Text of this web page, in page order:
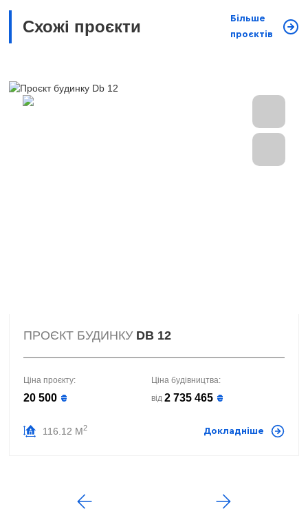
Схожі проєкти
Більше
проєктів
ПРОЄКТ БУДИНКУ DB 12
Ціна проєкту:
20 500 ₴
Ціна будівництва:
від 2 735 465 ₴
116.12 М2 Докладніше